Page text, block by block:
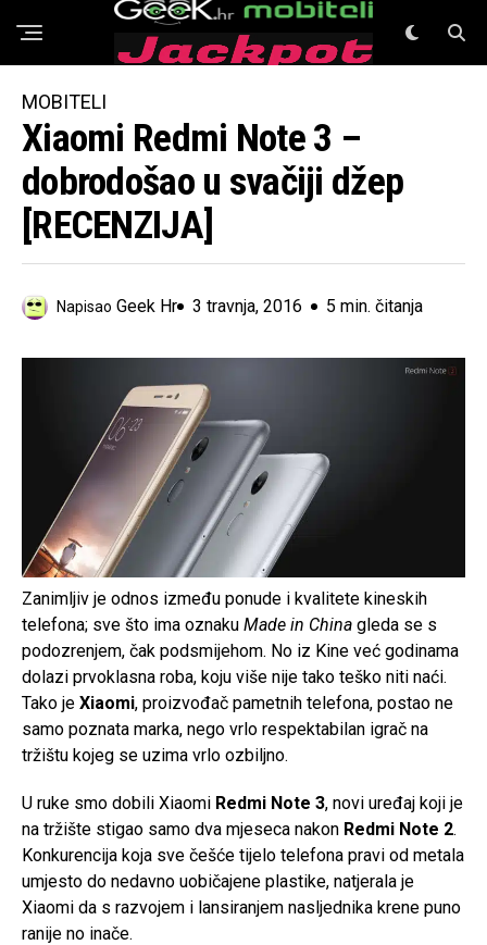
GeeK Mobiteli
MOBITELI
Xiaomi Redmi Note 3 –
dobrodošao u svačiji džep
[RECENZIJA]
Napisao Geek Hr 3 travnja, 2016 5 min. čitanja
Zanimljiv je odnos između ponude i kvalitete kineskih
telefona; sve što ima oznaku Made in China gleda se s
podozrenjem, čak podsmijehom. No iz Kine već godinama
dolazi prvoklasna roba, koju više nije tako teško niti naći.
Tako je Xiaomi, proizvođač pametnih telefona, postao ne
samo poznata marka, nego vrlo respektabilan igrač na
tržištu kojeg se uzima vrlo ozbiljno.
U ruke smo dobili Xiaomi Redmi Note 3, novi uređaj koji je
na tržište stigao samo dva mjeseca nakon Redmi Note 2.
Konkurencija koja sve češće tijelo telefona pravi od metala
umjesto do nedavno uobičajene plastike, natjerala je
Xiaomi da s razvojem i lansiranjem nasljednika krene puno
ranije no inače.